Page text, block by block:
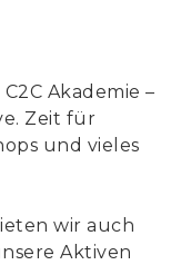
Akademie –
Zeit für
und vieles
wir auch
Aktiven